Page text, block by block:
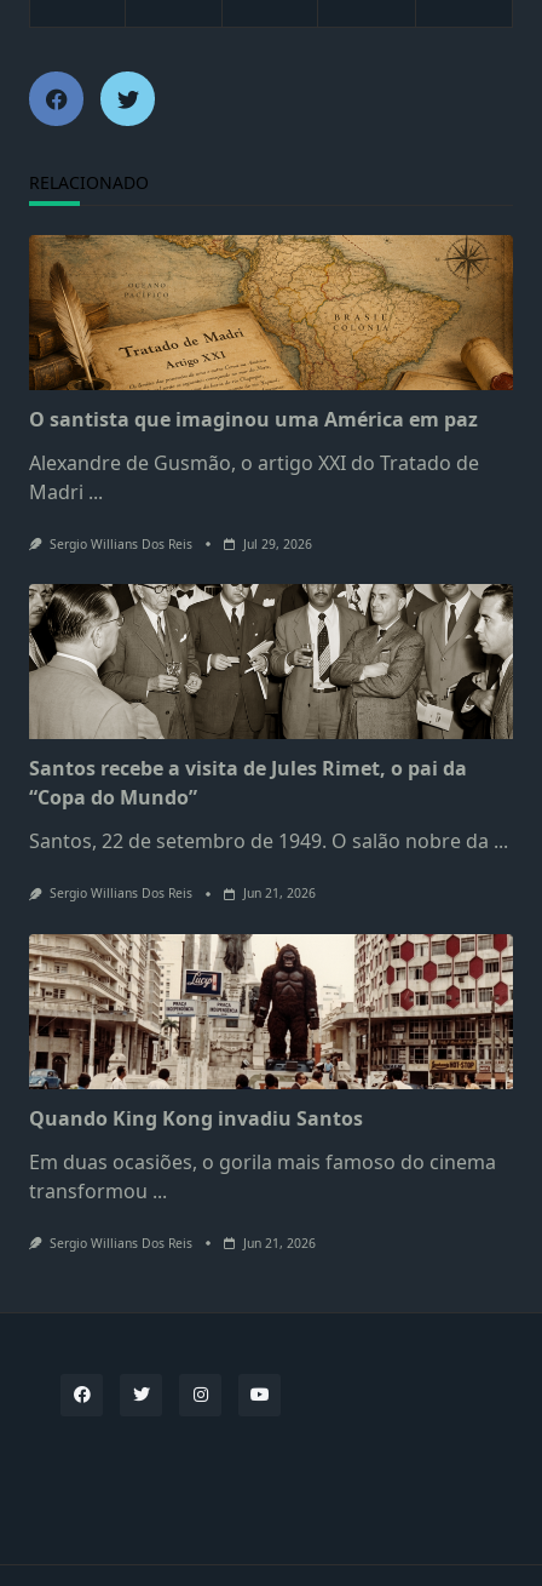
RELACIONADO
O santista que imaginou uma América em paz
Alexandre de Gusmão, o artigo XXI do Tratado de
Madri ...
Sergio Willians Dos Reis Jul 29, 2026
Santos recebe a visita de Jules Rimet, o pai da
“Copa do Mundo”
Santos, 22 de setembro de 1949. O salão nobre da ...
Sergio Willians Dos Reis Jun 21, 2026
Quando King Kong invadiu Santos
Em duas ocasiões, o gorila mais famoso do cinema
transformou ...
Sergio Willians Dos Reis Jun 21, 2026